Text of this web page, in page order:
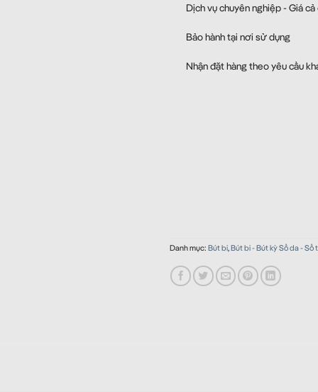
Dịch vụ chuyên nghiệp - Giá
Bảo hành tại nơi sử dụng
Nhận đặt hàng theo yêu cầu
Danh mục: Bút bi,Bút bi - Bút kỳ Sổ da - Sổ